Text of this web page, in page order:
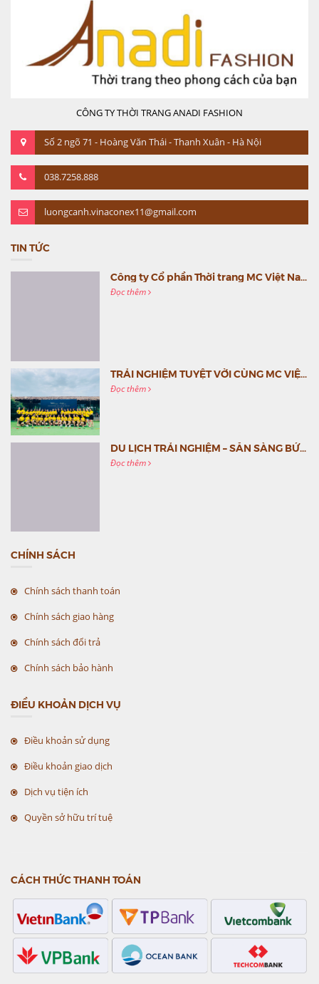
CÔNG TY THỜI TRANG ANADI FASHION
Số 2 ngõ 71 - Hoàng Văn Thái - Thanh Xuân - Hà Nội
038.7258.888
luongcanh.vinaconex11@gmail.com
TIN TỨC
Công ty Cổ phần Thời trang MC Việt Nam (MC Fashion) tổ chức Gala mừng sinh nhật lần thứ 9
Đọc thêm
TRẢI NGHIỆM TUYỆT VỜI CÙNG MC VIỆT NAM
Đọc thêm
DU LỊCH TRẢI NGHIỆM – SẴN SÀNG BỨT PHÁ CÙNG MC VIỆT NAM
Đọc thêm
CHÍNH SÁCH
Chính sách thanh toán
Chính sách giao hàng
Chính sách đổi trả
Chính sách bảo hành
ĐIỀU KHOẢN DỊCH VỤ
Điều khoản sử dụng
Điều khoản giao dịch
Dịch vụ tiện ích
Quyền sở hữu trí tuệ
CÁCH THỨC THANH TOÁN